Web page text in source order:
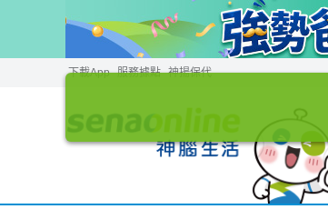
下載App 服務據點 神揚保代